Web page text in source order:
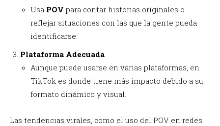
Usa POV para contar historias originales o
reflejar situaciones con las que la gente pueda
identificarse.
Plataforma Adecuada
Aunque puede usarse en varias plataformas, en
TikTok es donde tiene más impacto debido a su
formato dinámico y visual.
Las tendencias virales, como el uso del POV en redes